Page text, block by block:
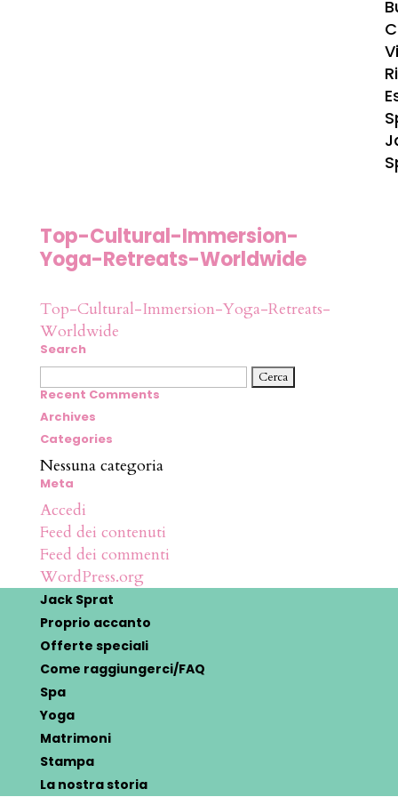
Top-Cultural-Immersion-
Yoga-Retreats-Worldwide
Top-Cultural-Immersion-Yoga-Retreats-
Worldwide
Search
Ricerca
per:
Recent Comments
Archives
Categories
Nessuna categoria
Meta
Accedi
Feed dei contenuti
Feed dei commenti
WordPress.org
Jack Sprat
Proprio accanto
Offerte speciali
Come raggiungerci/FAQ
Spa
Yoga
Matrimoni
Stampa
La nostra storia